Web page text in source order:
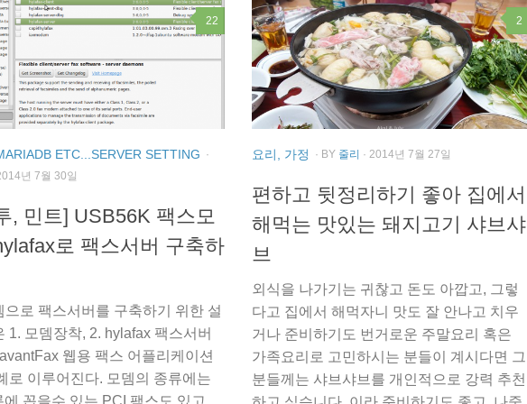
22
ETC...SERVER SETTING ·
년 7월 30일
, 민트] USB56K 팩스모
로 팩스서버 구축하
으로 팩스서버를 구축하기 위한 설
1. 모뎀장착, 2. hylafax 팩스서버
웹용 팩스 어플리케이션
로 이루어진다. 모뎀의 종류에는
꼽을수 있는 PCI 팩스도 있고,
2
요리, 가정 · BY 줄리 · 2014년 7월 27일
편하고 뒷정리하기 좋아 집에서
해먹는 맛있는 돼지고기 샤브샤
브
외식을 나가기는 귀찮고 돈도 아깝고, 그렇
다고 집에서 해먹자니 맛도 잘 안나고 치우
거나 준비하기도 번거로운 주말요리 혹은
가족요리로 고민하시는 분들이 계시다면 그
분들께는 샤브샤브를 개인적으로 강력 추천